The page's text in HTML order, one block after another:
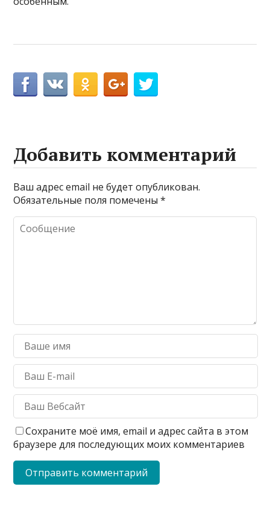
Добавить комментарий
Ваш адрес email не будет опубликован.
Обязательные поля помечены*
Сохраните моё имя, email и адрес сайта в этом
браузере для последующих моих комментариев